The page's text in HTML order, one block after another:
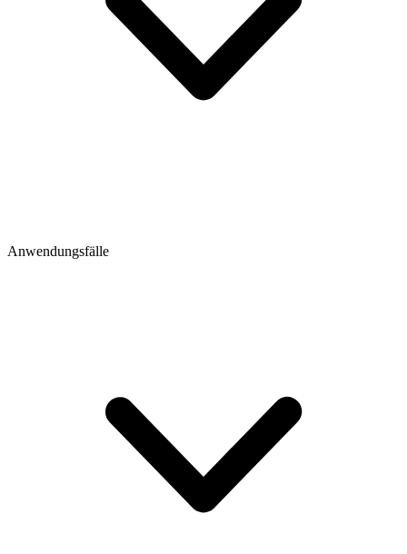
Anwendungsfälle